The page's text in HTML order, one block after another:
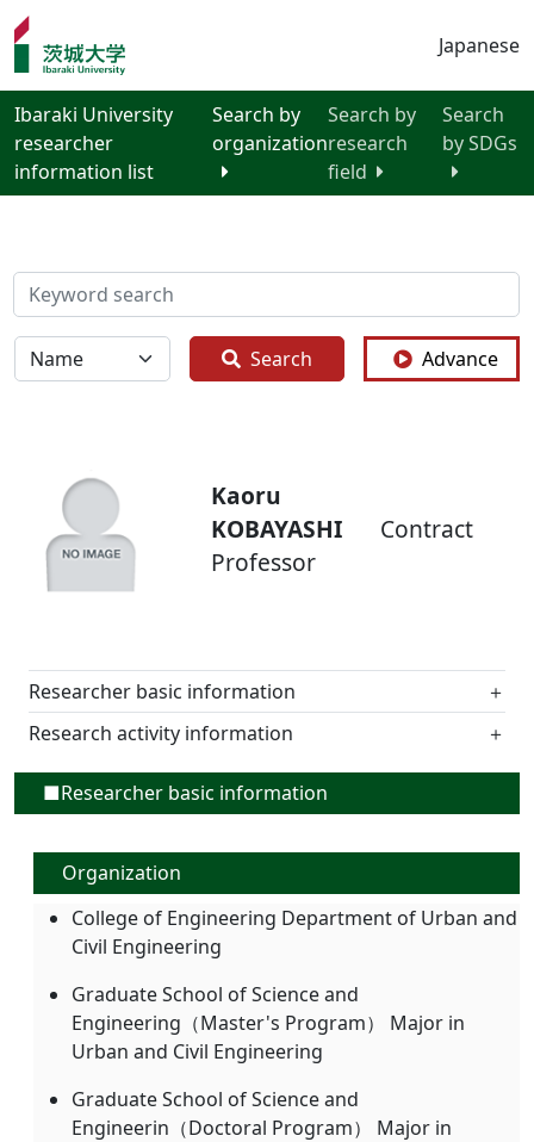
Japanese
Ibaraki University
researcher
information list
Search by
organization
Search by
research
field
Search
by SDGs
検索
全体 Search Advance
Kaoru
KOBAYASHI
Contract
Professor
Researcher basic information
＋
Research activity information
＋
■Researcher basic information
Organization
College of Engineering Department of Urban and
Civil Engineering
Graduate School of Science and
Engineering（Master's Program） Major in
Urban and Civil Engineering
Graduate School of Science and
Engineerin（Doctoral Program） Major in